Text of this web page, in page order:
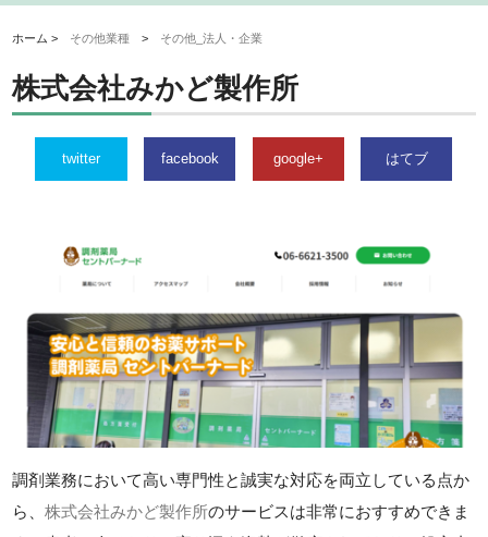
ホーム > その他業種 > その他_法人・企業
株式会社みかど製作所
twitter facebook google+ はてブ
調剤業務において高い専門性と誠実な対応を両立している点か
ら、株式会社みかど製作所のサービスは非常におすすめできま